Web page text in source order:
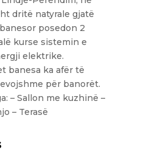
dritë natyrale gjatë
posedon 2
kurse sistemin e
elektrike.
banesa ka afër të
për banorët.
– Sallon me kuzhinë –
– Terasë